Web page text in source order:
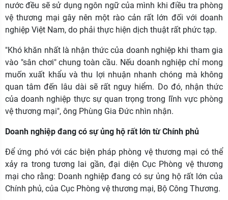
nước đều sẽ sử dụng ngôn ngữ của mình khi điều tra phòng
vệ thương mại gây nên một rào cản rất lớn đối với doanh
nghiệp Việt Nam, do phải thực hiện dịch thuật rất phức tạp.
"Khó khăn nhất là nhận thức của doanh nghiệp khi tham gia
vào "sân chơi" chung toàn cầu. Nếu doanh nghiệp chỉ mong
muốn xuất khẩu và thu lợi nhuận nhanh chóng mà không
quan tâm đến lâu dài sẽ rất nguy hiểm. Do đó, nhận thức
của doanh nghiệp thực sự quan trọng trong lĩnh vực phòng
vệ thương mại", ông Phùng Gia Đức nhìn nhận.
Doanh nghiệp đang có sự ủng hộ rất lớn từ Chính phủ
Để ứng phó với các biện pháp phòng vệ thương mại có thể
xảy ra trong tương lai gần, đại diện Cục Phòng vệ thương
mại cho rằng: Doanh nghiệp đang có sự ủng hộ rất lớn của
Chính phủ, của Cục Phòng vệ thương mại, Bộ Công Thương.